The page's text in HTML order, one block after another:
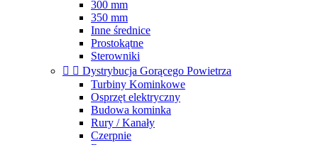
300 mm
350 mm
Inne średnice
Prostokątne
Sterowniki
  Dystrybucja Gorącego Powietrza
Turbiny Kominkowe
Osprzęt elektryczny
Budowa kominka
Rury / Kanały
Czerpnie